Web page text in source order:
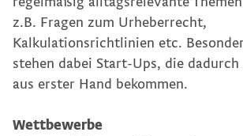
z.B. Fragen zum Urheberrecht,
Kalkulationsrichtlinien etc.
stehen dabei Start-Ups, die
aus erster Hand bekommen.
Wettbewerbe